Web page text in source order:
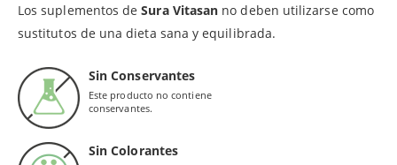
Los suplementos deSura Vitasan no deben utilizarse como
sustitutos de una dieta sana y equilibrada.
Sin Conservantes
Este producto no contiene
conservantes.
Sin Colorantes